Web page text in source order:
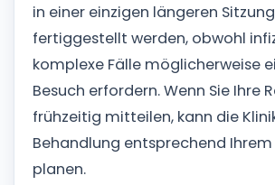
in einer einzigen längeren Sitzung
fertiggestellt werden, obwohl
komplexe Fälle möglicherweise
Besuch erfordern. Wenn Sie Ihre
frühzeitig mitteilen, kann die
Behandlung entsprechend
planen.